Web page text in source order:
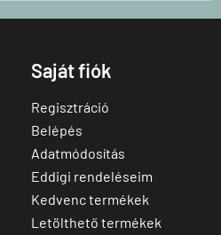
Saját fiók
Regisztráció
Belépés
Adatmódosítás
Eddigi rendeléseim
Kedvenc termékek
Letölthető termékek